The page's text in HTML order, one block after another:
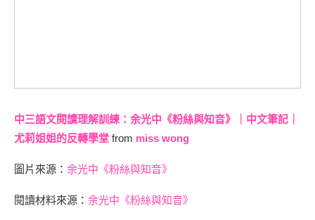
中三語文閱讀理解訓練：余光中《粉絲與知音》｜中文筆記｜
尤莉姐姐的反轉學堂 from miss wong
圖片來源： 余光中《粉絲與知音》
閱讀材料來源： 余光中《粉絲與知音》